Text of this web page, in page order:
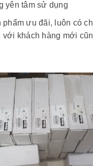
yên tâm sử dụng
phẩm ưu đãi, luôn có
với khách hàng mới